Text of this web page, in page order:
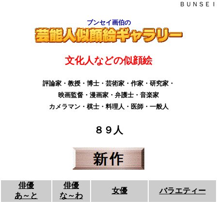
ＢＵＮＳＥＩ
ブンセイ画伯の
文化人などの似顔絵
評論家・教授・博士・芸術家・作家・研究家・
映画監督・漫画家・弁護士・音楽家
カメラマン・棋士・料理人・医師・一般人
８９人
俳優
あ～と
俳優
な～わ
女優 バラエティー